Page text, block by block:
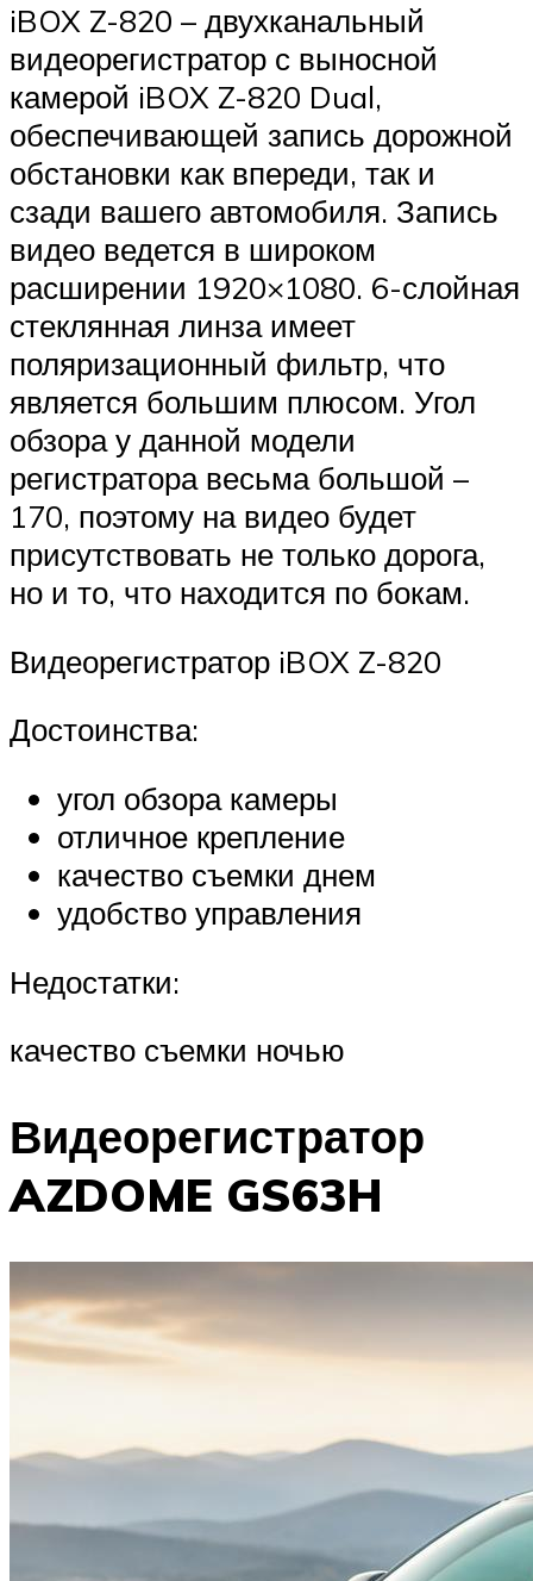
iBOX Z-820 – двухканальный
видеорегистратор с выносной
камерой iBOX Z-820 Dual,
обеспечивающей запись дорожной
обстановки как впереди, так и
сзади вашего автомобиля. Запись
видео ведется в широком
расширении 1920×1080. 6-слойная
стеклянная линза имеет
поляризационный фильтр, что
является большим плюсом. Угол
обзора у данной модели
регистратора весьма большой –
170, поэтому на видео будет
присутствовать не только дорога,
но и то, что находится по бокам.
Видеорегистратор iBOX Z-820
Достоинства:
угол обзора камеры
отличное крепление
качество съемки днем
удобство управления
Недостатки:
качество съемки ночью
Видеорегистратор
AZDOME GS63H